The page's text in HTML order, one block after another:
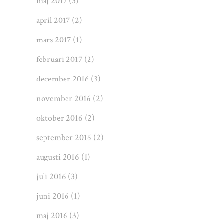
april 2017 (2)
mars 2017 (1)
februari 2017 (2)
december 2016 (3)
november 2016 (2)
oktober 2016 (2)
september 2016 (2)
augusti 2016 (1)
juli 2016 (3)
juni 2016 (1)
maj 2016 (3)